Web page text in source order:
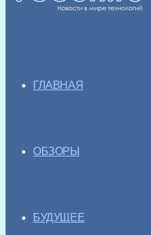
ГЛАВНАЯ
ОБЗОРЫ
БУДУЩЕЕ